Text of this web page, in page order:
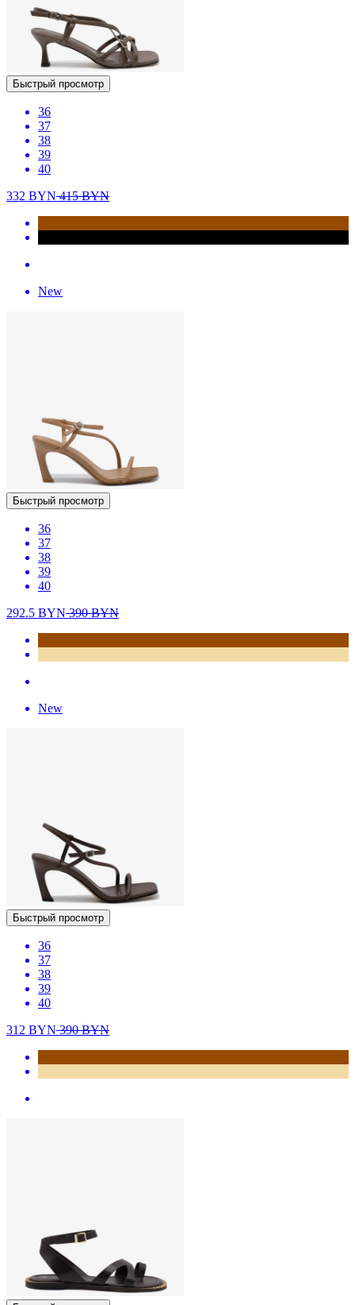
Быстрый просмотр
36
37
38
39
40
332 BYN415BYN
New
Быстрый просмотр
36
37
38
39
40
292.5 BYN390BYN
New
Быстрый просмотр
36
37
38
39
40
312 BYN390BYN